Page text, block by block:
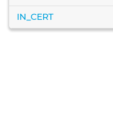
IN_CERT